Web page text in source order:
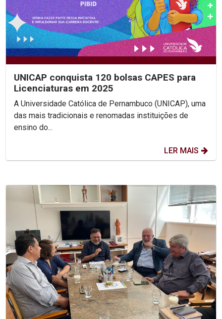
UNICAP conquista 120 bolsas CAPES para
Licenciaturas em 2025
A Universidade Católica de Pernambuco (UNICAP), uma
das mais tradicionais e renomadas instituições de
ensino do...
LER MAIS